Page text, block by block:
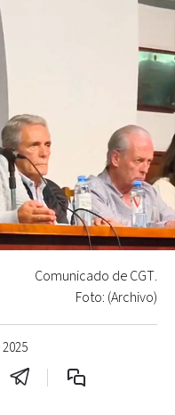
Comunicado de CGT.
Foto: (Archivo)